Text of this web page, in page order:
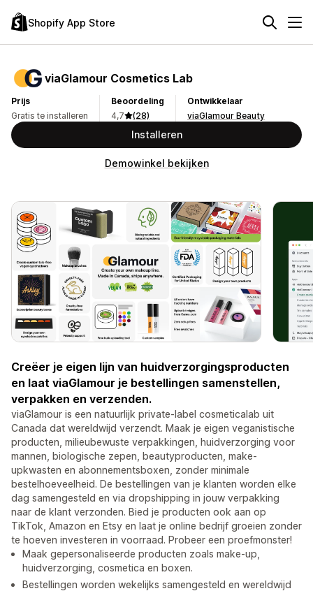
Shopify App Store
viaGlamour Cosmetics Lab
Prijs
Gratis te installeren
Beoordeling
4,7
(28)
Ontwikkelaar
viaGlamour Beauty
Installeren
Demowinkel bekijken
Creëer je eigen lijn van huidverzorgingsproducten
en laat viaGlamour je bestellingen samenstellen,
verpakken en verzenden.
viaGlamour is een natuurlijk private-label cosmeticalab uit
Canada dat wereldwijd verzendt. Maak je eigen veganistische
producten, milieubewuste verpakkingen, huidverzorging voor
mannen, biologische zepen, beautyproducten, make-
upkwasten en abonnementsboxen, zonder minimale
bestelhoeveelheid. De bestellingen van je klanten worden elke
dag samengesteld en via dropshipping in jouw verpakking
naar de klant verzonden. Bied je producten ook aan op
TikTok, Amazon en Etsy en laat je online bedrijf groeien zonder
te hoeven investeren in voorraad. Probeer een proefmonster!
Maak gepersonaliseerde producten zoals make-up,
huidverzorging, cosmetica en boxen.
Bestellingen worden wekelijks samengesteld en wereldwijd